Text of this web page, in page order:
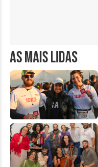
AS MAIS LIDAS